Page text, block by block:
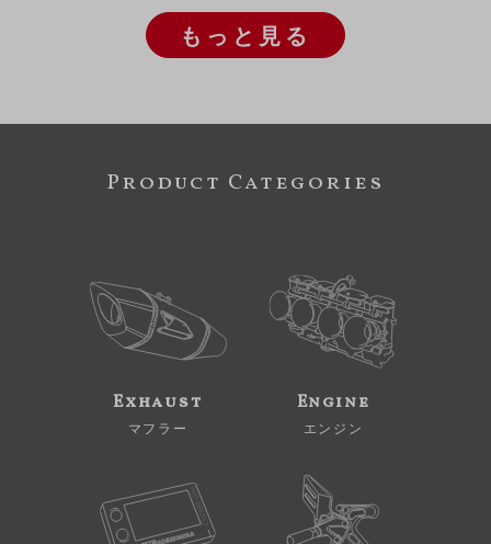
もっと見る
Product Categories
Exhaust
マフラー
Engine
エンジン